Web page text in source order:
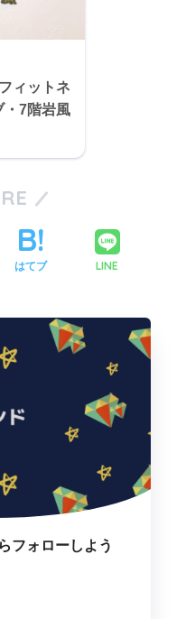
ィットネ
・7階岩風
はてブ LINE
フォローしよう